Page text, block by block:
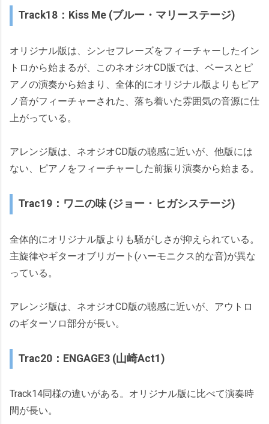
Track18：Kiss Me (ブルー・マリーステージ)
オリジナル版は、シンセフレーズをフィーチャーしたイン
トロから始まるが、このネオジオCD版では、ベースとピ
アノの演奏から始まり、全体的にオリジナル版よりもピア
ノ音がフィーチャーされた、落ち着いた雰囲気の音源に仕
上がっている。
アレンジ版は、ネオジオCD版の聴感に近いが、他版には
ない、ピアノをフィーチャーした前振り演奏から始まる。
Trac19：ワニの味 (ジョー・ヒガシステージ)
全体的にオリジナル版よりも騒がしさが抑えられている。
主旋律やギターオブリガート(ハーモニクス的な音)が異な
っている。
アレンジ版は、ネオジオCD版の聴感に近いが、アウトロ
のギターソロ部分が長い。
Trac20：ENGAGE3 (山崎Act1)
Track14同様の違いがある。オリジナル版に比べて演奏時
間が長い。